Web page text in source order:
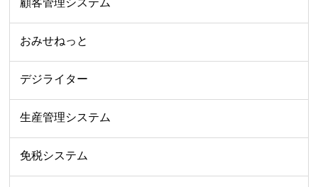
顧客管理システム
おみせねっと
デジライター
生産管理システム
免税システム